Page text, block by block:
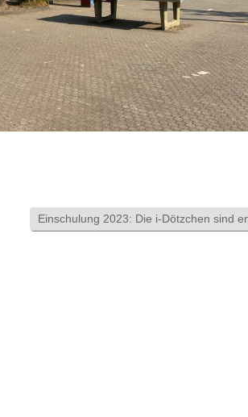
Einschulung 2023: Die i-Dötzchen sind